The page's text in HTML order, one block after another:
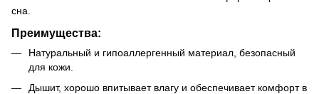
сна.
Преимущества:
Натуральный и гипоаллергенный материал, безопасный
для кожи.
Дышит, хорошо впитывает влагу и обеспечивает комфорт в